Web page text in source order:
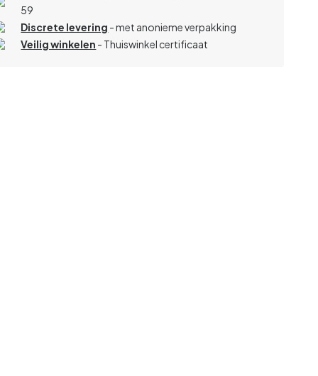
59
Discrete levering - met anonieme verpakking
Veilig winkelen - Thuiswinkel certificaat